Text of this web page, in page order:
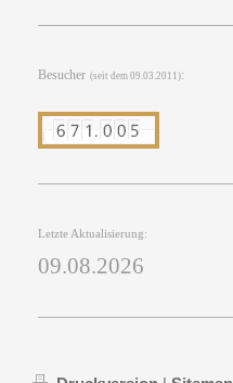
Besucher (seit dem 09.03.2011):
Letzte Aktualisierung:
09.08.2026